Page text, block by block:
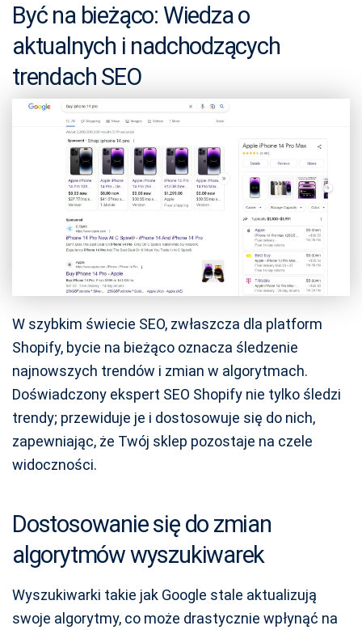
Być na bieżąco: Wiedza o
aktualnych i nadchodzących
trendach SEO
W szybkim świecie SEO, zwłaszcza dla platform
Shopify, bycie na bieżąco oznacza śledzenie
najnowszych trendów i zmian w algorytmach.
Doświadczony ekspert SEO Shopify nie tylko śledzi
trendy; przewiduje je i dostosowuje się do nich,
zapewniając, że Twój sklep pozostaje na czele
widoczności.
Dostosowanie się do zmian
algorytmów wyszukiwarek
Wyszukiwarki takie jak Google stale aktualizują
swoje algorytmy, co może drastycznie wpłynąć na